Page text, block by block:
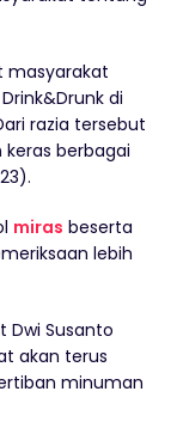
masyarakat
di
razia tersebut
berbagai
miras beserta
lebih
Dwi Susanto
akan terus
minuman